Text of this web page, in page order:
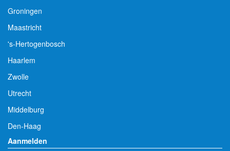
Groningen
Maastricht
's-Hertogenbosch
Haarlem
Zwolle
Utrecht
Middelburg
Den-Haag
Aanmelden